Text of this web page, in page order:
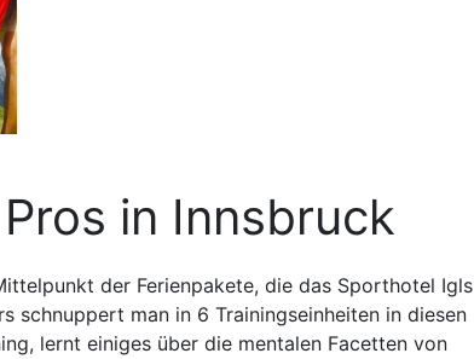
in Innsbruck
der Ferienpakete, die das Sporthotel Igls
schnuppert man in 6 Trainingseinheiten in diesen
lernt einiges über die mentalen Facetten von